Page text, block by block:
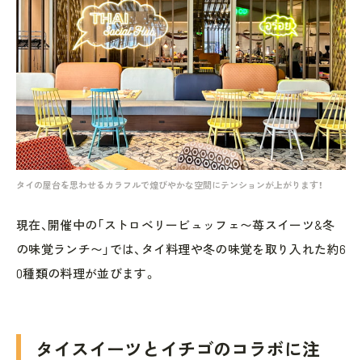
タイの屋台を思わせるカラフルで煌びやかな空間にテンションが上がります！
現在、開催中の「ストロベリービュッフェ〜苺スイーツ&冬
の味覚ランチ〜」では、タイ料理や冬の味覚を取り入れた約6
0種類の料理が並びます。
タイスイーツとイチゴのコラボに注